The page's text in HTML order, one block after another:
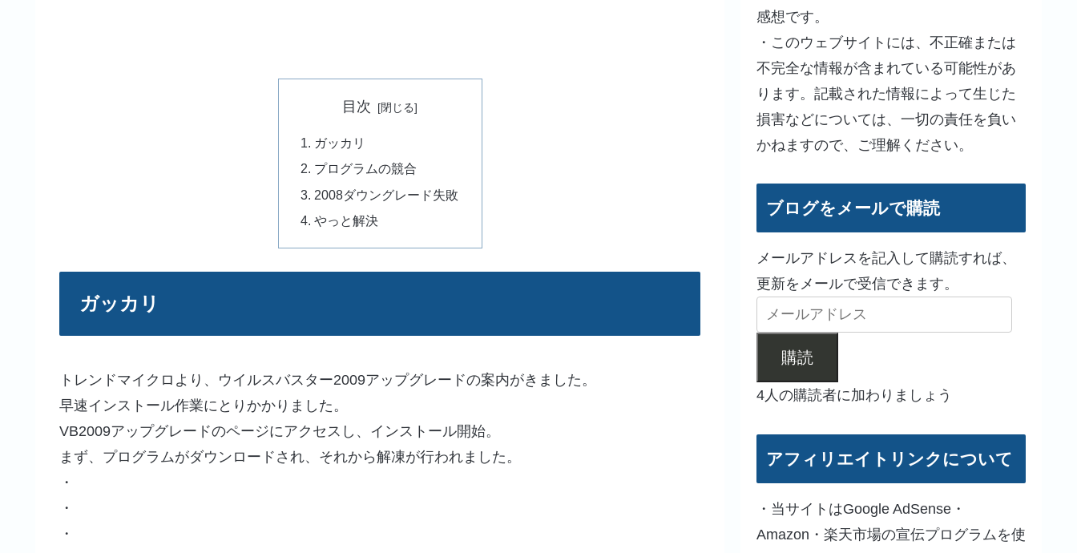
目次
ガッカリ
プログラムの競合
2008ダウングレード失敗
やっと解決
ガッカリ
トレンドマイクロより、ウイルスバスター2009アップグレードの案内がきました。
早速インストール作業にとりかかりました。
VB2009アップグレードのページにアクセスし、インストール開始。
まず、プログラムがダウンロードされ、それから解凍が行われました。
・
・
・
感想です。
・このウェブサイトには、不正確または
不完全な情報が含まれている可能性があ
ります。記載された情報によって生じた
損害などについては、一切の責任を負い
かねますので、ご理解ください。
ブログをメールで購読
メールアドレスを記入して購読すれば、
更新をメールで受信できます。
購読
4人の購読者に加わりましょう
アフィリエイトリンクについて
・当サイトはGoogle AdSense・
Amazon・楽天市場の宣伝プログラムを使